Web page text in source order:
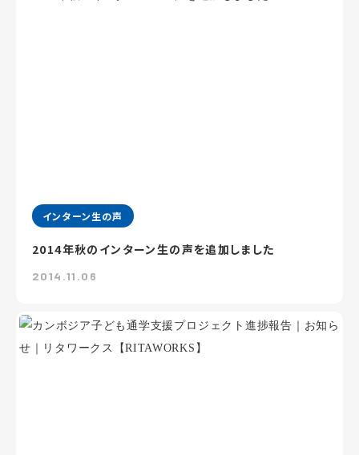
インターン生の声
2014年秋のインターン生の声を追加しました
2014.11.06